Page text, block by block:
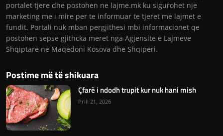
portalet tjere dhe postohen ne lajme.mk ku sigurohet nje
marketing me i mire per te informuar te tjeret me lajmet e
fundit. Portali nuk mban pergjithesi mbi informacionet qe
postohen sepse gjithcka meret nga Agjensite e Lajmeve
Shqiptare ne Maqedoni Kosova dhe Shqiperi.
Postime më të shikuara
Çfarë i ndodh trupit kur nuk hani mish
Prill 21, 2026